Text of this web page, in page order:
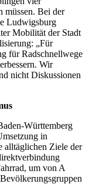
müssen. Bei der
Ludwigsburg
Mobilität der Stadt
„Für
für Rad­schnell­wege
Wir
nicht Diskussionen
Württem­berg
in
alltäglichen Ziele der
um von A